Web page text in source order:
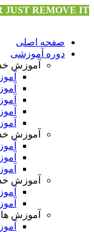
REMOVE IT…
صفحه اصلی
دوره آموزشی
آموزش
آموزش
آموزش
آموزش